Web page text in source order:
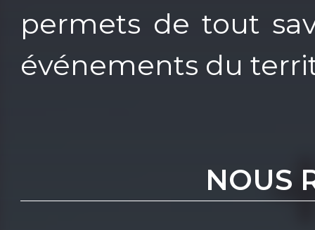
permets de tout
événements du
NOUS